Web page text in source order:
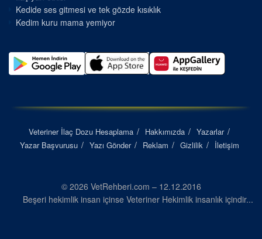
Kedide ses gitmesi ve tek gözde kısıklık
Kedim kuru mama yemiyor
Veteriner İlaç Dozu Hesaplama Hakkımızda
Yazarlar
Yazar Başvurusu
Yazı Gönder Reklam Gizlilik İletişim
© 2026 VetRehberi.com – 12.12.2016
Beşeri hekimlik insan içinse Veteriner Hekimlik insanlık içindir...